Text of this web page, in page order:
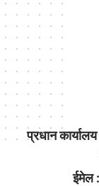
प्रधान
ईमेल